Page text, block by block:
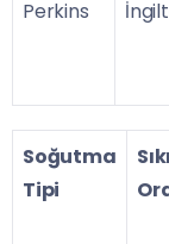
Perkins
Soğutma
Tipi